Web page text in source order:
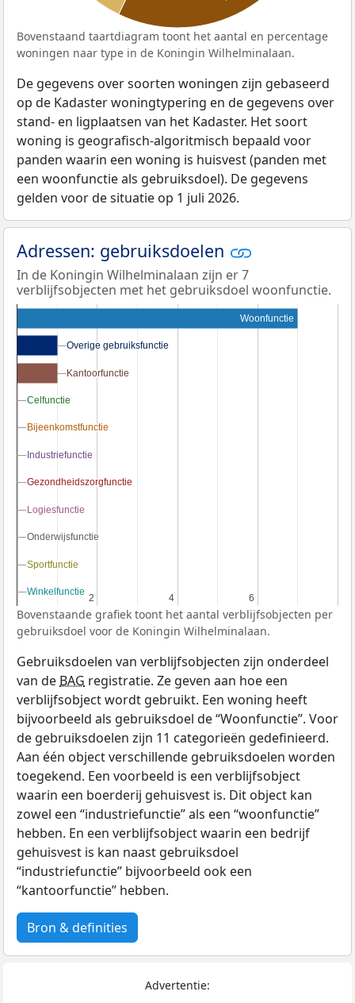
Bovenstaand taartdiagram toont het aantal en percentage
woningen naar type in de Koningin Wilhelminalaan.
De gegevens over soorten woningen zijn gebaseerd
op de Kadaster woningtypering en de gegevens over
stand- en ligplaatsen van het Kadaster. Het soort
woning is geografisch-algoritmisch bepaald voor
panden waarin een woning is huisvest (panden met
een woonfunctie als gebruiksdoel). De gegevens
gelden voor de situatie op 1 juli 2026.
Adressen: gebruiksdoelen
In de Koningin Wilhelminalaan zijn er 7
verblijfsobjecten met het gebruiksdoel woonfunctie.
2
2 4
4 6
6
Woonfunctie
Overige gebruiksfunctie
Overige gebruiksfunctie
Kantoorfunctie
Kantoorfunctie
Celfunctie
Celfunctie
Bijeenkomstfunctie
Bijeenkomstfunctie
Industriefunctie
Industriefunctie
Gezondheidszorgfunctie
Gezondheidszorgfunctie
Logiesfunctie
Logiesfunctie
Onderwijsfunctie
Onderwijsfunctie
Sportfunctie
Sportfunctie
Winkelfunctie
Winkelfunctie
Bovenstaande grafiek toont het aantal verblijfsobjecten per
gebruiksdoel voor de Koningin Wilhelminalaan.
Gebruiksdoelen van verblijfsobjecten zijn onderdeel
van de BAG registratie. Ze geven aan hoe een
verblijfsobject wordt gebruikt. Een woning heeft
bijvoorbeeld als gebruiksdoel de “Woonfunctie”. Voor
de gebruiksdoelen zijn 11 categorieën gedefinieerd.
Aan één object verschillende gebruiksdoelen worden
toegekend. Een voorbeeld is een verblijfsobject
waarin een boerderij gehuisvest is. Dit object kan
zowel een “industriefunctie” als een “woonfunctie”
hebben. En een verblijfsobject waarin een bedrijf
gehuisvest is kan naast gebruiksdoel
“industriefunctie” bijvoorbeeld ook een
“kantoorfunctie” hebben.
Bron & definities
Advertentie: